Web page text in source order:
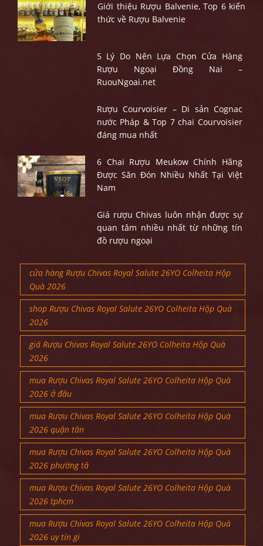
Giới thiệu Rượu Balvenie, Top 6 kiến
thức về Rượu Balvenie
5 Lý Do Nên Lựa Chọn Cửa Hàng
Rượu Ngoại Đồng Nai –
RuouNgoai.net
Rượu Courvoisier – Di sản Cognac
nước Pháp & Top 7 chai Courvoisier
đáng mua nhất
6 Chai Rượu Meukow Chính Hãng
Được Săn Đón Nhiều Nhất Tại Việt
Nam
Giá rượu Chivas luôn nhận được sự
quan tâm nhiều nhất từ những tín
đồ rượu ngoại
cửa hàng Rượu Chivas Royal Salute 26YO Colheita Hộp
Quà 2026
shop Rượu Chivas Royal Salute 26YO Colheita Hộp Quà
2026
giá Rượu Chivas Royal Salute 26YO Colheita Hộp Quà
2026
mua Rượu Chivas Royal Salute 26YO Colheita Hộp Quà
2026 ở đâu
mua Rượu Chivas Royal Salute 26YO Colheita Hộp Quà
2026 quận tân
mua Rượu Chivas Royal Salute 26YO Colheita Hộp Quà
2026 phường tâ
mua Rượu Chivas Royal Salute 26YO Colheita Hộp Quà
2026 tphcm
mua Rượu Chivas Royal Salute 26YO Colheita Hộp Quà
2026 uy tín gi